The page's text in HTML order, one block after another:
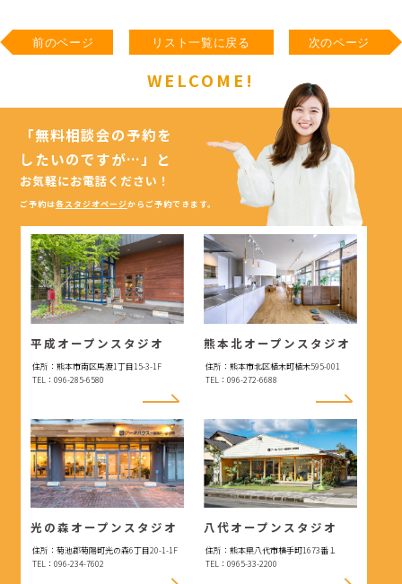
前のページ リスト一覧に戻る 次のページ
WELCOME!
「無料相談会の予約を
したいのですが…」
と
お気軽にお電話ください！
ご予約は各スタジオページからご予約できます。
平成オープンスタジオ
住所：熊本市南区馬渡1丁目15-3-1F
TEL：096-285-6580
熊本北オープンスタジオ
住所：熊本市北区植木町植木595-001
TEL：096-272-6688
光の森オープンスタジオ
住所：菊池郡菊陽町光の森6丁目20-1-1F
TEL：096-234-7602
八代オープンスタジオ
住所：熊本県八代市横手町1673番１
TEL：0965-33-2200